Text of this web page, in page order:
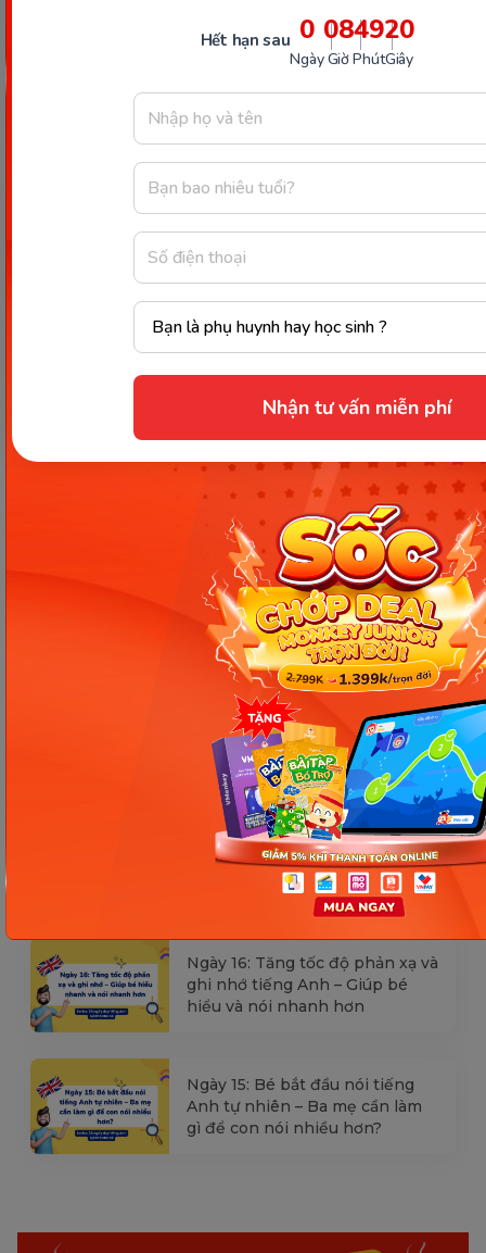
Hết hạn sau 0
Ngày
08
Giờ
49
Phút
19
Giây
Nhận tư vấn miễn phí
Chia sẻ ngay
Thông tin trong bài viết được tổng hợp nhằm
mục đích tham khảo và có thể thay đổi mà
không cần báo trước. Quý khách vui lòng
kiểm tra lại qua các kênh chính thức hoặc liên
hệ trực tiếp với đơn vị liên quan để nắm bắt
tình hình thực tế.
Các Bài Viết Mới Nhất
[Thảo luận] Cơn thịnh nộ (ăn
vạ) của trẻ | Kỷ luật tích cực #17
Ngày 18: Vì sao bé nhanh quên
từ tiếng Anh? Cách giúp con
nhớ lâu mà không cần học
nhiều
Ngày 17: Bé nhận diện từ nhanh
qua hình ảnh – Chìa khóa giúp
con hiểu ngay không cần dịch
Ngày 16: Tăng tốc độ phản xạ và
ghi nhớ tiếng Anh – Giúp bé
hiểu và nói nhanh hơn
Ngày 15: Bé bắt đầu nói tiếng
Anh tự nhiên – Ba mẹ cần làm
gì để con nói nhiều hơn?